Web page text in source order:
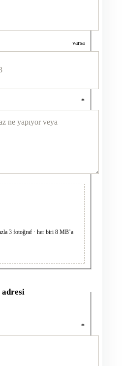
varsa
*
3 fotoğraf · her biri 8 MB’a
*